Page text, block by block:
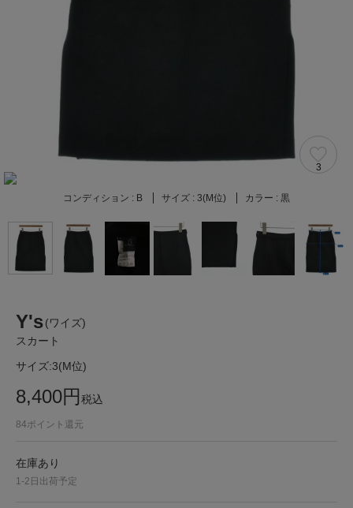
3
コンディション : B サイズ : 3(M位) カラー : 黒
Y's(ワイズ)
スカート
サイズ:3(M位)
8,400円税込
84ポイント還元
在庫あり
1-2日出荷予定